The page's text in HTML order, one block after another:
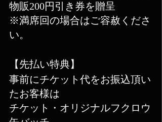
物販200円引き券を贈呈
※満席回の場合はご容赦くださ
い。
【先払い特典】
事前にチケット代をお振込頂い
たお客様は
チケット・オリジナルフクロウ